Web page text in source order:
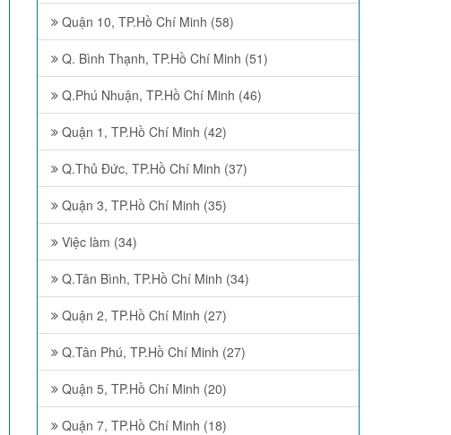
Quận 10, TP.Hồ Chí Minh (58)
Q. Bình Thạnh, TP.Hồ Chí Minh (51)
Q.Phú Nhuận, TP.Hồ Chí Minh (46)
Quận 1, TP.Hồ Chí Minh (42)
Q.Thủ Đức, TP.Hồ Chí Minh (37)
Quận 3, TP.Hồ Chí Minh (35)
Việc làm (34)
Q.Tân Bình, TP.Hồ Chí Minh (34)
Quận 2, TP.Hồ Chí Minh (27)
Q.Tân Phú, TP.Hồ Chí Minh (27)
Quận 5, TP.Hồ Chí Minh (20)
Quận 7, TP.Hồ Chí Minh (18)